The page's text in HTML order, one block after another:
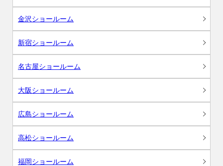
金沢ショールーム
新宿ショールーム
名古屋ショールーム
大阪ショールーム
広島ショールーム
高松ショールーム
福岡ショールーム